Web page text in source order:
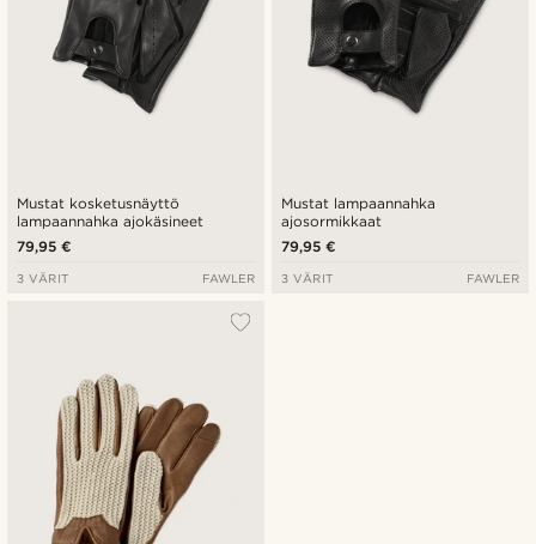
Mustat kosketusnäyttö
lampaannahka ajokäsineet
79,95 €
3 VÄRIT FAWLER
Mustat lampaannahka
ajosormikkaat
79,95 €
3 VÄRIT FAWLER